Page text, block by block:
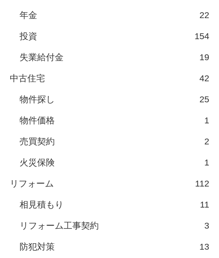
年金 22
投資 154
失業給付金 19
中古住宅 42
物件探し 25
物件価格 1
売買契約 2
火災保険 1
リフォーム 112
相見積もり 11
リフォーム工事契約 3
防犯対策 13